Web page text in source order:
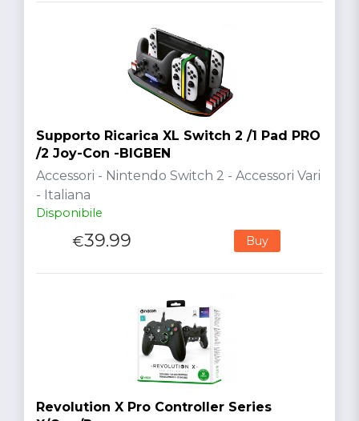
Supporto Ricarica XL Switch 2 /1 Pad PRO
/2 Joy-Con -BIGBEN
Accessori - Nintendo Switch 2 - Accessori Vari
- Italiana
Disponibile
€39.99 Buy
Revolution X Pro Controller Series